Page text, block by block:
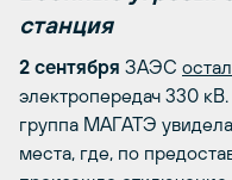
станция
2 сентября ЗАЭС
электропередач 330
группа МАГАТЭ
места, где, по